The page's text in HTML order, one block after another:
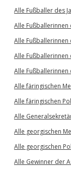
Alle Fußballer des
Alle Fußballerinnen
Alle Fußballerinnen
Alle Fußballerinnen
Alle Fußballerinnen
Alle färingischen
Alle färingischen
Alle
Alle georgischen
Alle georgischen
Alle Gewinner der